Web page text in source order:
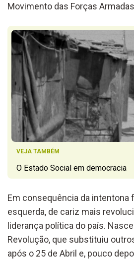
Movimento das Forças
VEJA TAMBÉM
O Estado Social em democracia
Em consequência da intentona
esquerda, de cariz mais
liderança política do país.
Revolução, que substituiu
após o 25 de Abril e, pouco